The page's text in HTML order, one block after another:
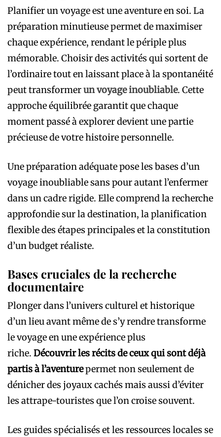
Planifier un voyage est une aventure en soi. La
préparation minutieuse permet de maximiser
chaque expérience, rendant le périple plus
mémorable. Choisir des activités qui sortent de
l’ordinaire tout en laissant place à la spontanéité
peut transformerun voyage inoubliable. Cette
approche équilibrée garantit que chaque
moment passé à explorer devient une partie
précieuse de votre histoire personnelle.
Une préparation adéquate pose les bases d’un
voyage inoubliable sans pour autant l’enfermer
dans un cadre rigide. Elle comprend la recherche
approfondie sur la destination, la planification
flexible des étapes principales et la constitution
d’un budget réaliste.
Bases cruciales de la recherche
documentaire
Plonger dans l’univers culturel et historique
d’un lieu avant même de s’y rendre transforme
le voyage en une expérience plus
riche. Découvrir les récits de ceux qui sont déjà
partis à l’aventurepermet non seulement de
dénicher des joyaux cachés mais aussi d’éviter
les attrape-touristes que l’on croise souvent.
Les guides spécialisés et les ressources locales se